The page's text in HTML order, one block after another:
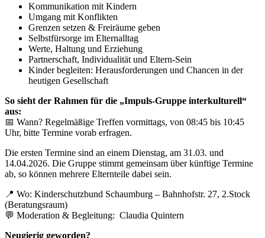
Kommunikation mit Kindern
Umgang mit Konflikten
Grenzen setzen & Freiräume geben
Selbstfürsorge im Elternalltag
Werte, Haltung und Erziehung
Partnerschaft, Individualität und Eltern-Sein
Kinder begleiten: Herausforderungen und Chancen in der
heutigen Gesellschaft
So sieht der Rahmen für die „Impuls-Gruppe interkulturell“
aus:
📅 Wann? Regelmäßige Treffen vormittags, von 08:45 bis 10:45
Uhr, bitte Termine vorab erfragen.
Die ersten Termine sind an einem Dienstag, am 31.03. und
14.04.2026. Die Gruppe stimmt gemeinsam über künftige Termine
ab, so können mehrere Elternteile dabei sein.
📍 Wo: Kinderschutzbund Schaumburg – Bahnhofstr. 27, 2.Stock
(Beratungsraum)
💬 Moderation & Begleitung: Claudia Quintern
Neugierig geworden?